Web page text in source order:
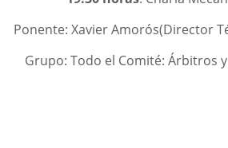
Ponente: Xavier Amorós(Director
Grupo: Todo el Comité: Árbitros